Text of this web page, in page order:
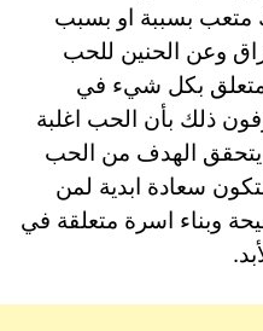
متعب بسببة او بسبب
وعن الحنين للحب
متعلق بكل شيء في
ذلك بأن الحب اغلبة
الهدف من الحب
سعادة ابدية لمن
وبناء اسرة متعلقة في